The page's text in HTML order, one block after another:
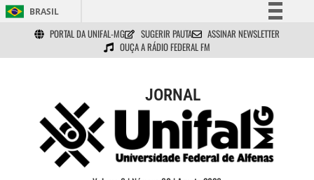
BRASIL
Simplifique!
Comunica BR
Acesso à informação
Legislação
Canais
PORTAL DA UNIFAL-MG SUGERIR PAUTA
ASSINAR NEWSLETTER
OUÇA A RÁDIO FEDERAL FM
JORNAL